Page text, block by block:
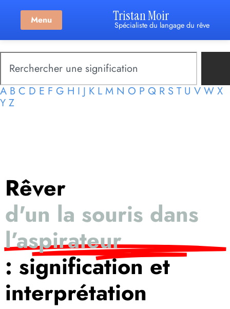
Menu Tristan Moir
Spécialiste du langage du rêve
A B C D E F G H I J K L M N O P Q R S T U V W X
Y Z
Rêver
d'un la souris dans
l’aspirateur
: signification et
interprétation